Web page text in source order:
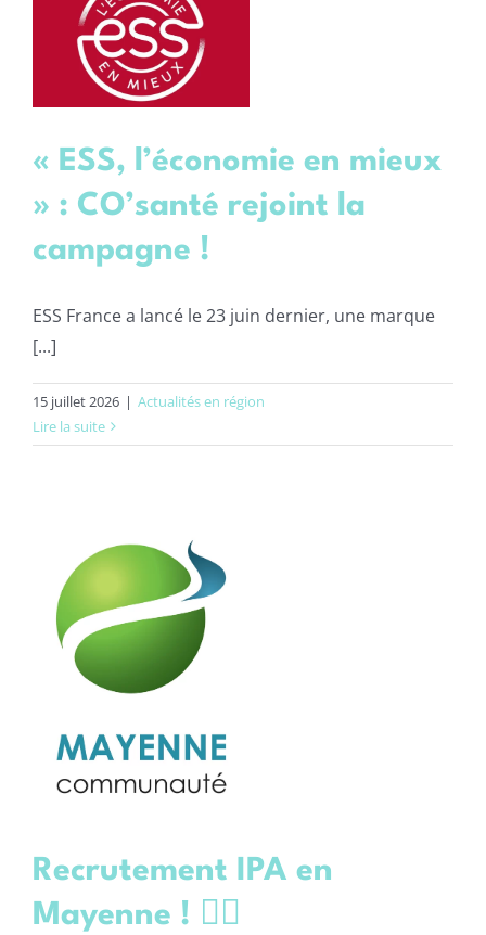
« ESS, l’économie en mieux
» : CO’santé rejoint la
campagne !
ESS France a lancé le 23 juin dernier, une marque
[...]
15 juillet 2026 | Actualités en région
Lire la suite
Recrutement IPA en
Mayenne ! 🧑‍⚕️